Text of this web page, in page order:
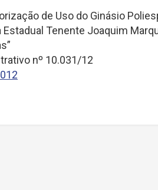
de Uso do Ginásio
Tenente Joaquim
nº 10.031/12